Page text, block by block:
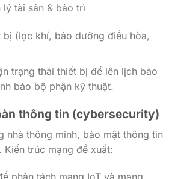
lý tài sản & bảo trì
bị (lọc khí, bảo dưỡng điều hòa,
trạng thái thiết bị để lên lịch bảo
báo bộ phận kỹ thuật.
thông tin (cybersecurity)
nhà thông minh, bảo mật thông tin
Kiến trúc mạng đề xuất: